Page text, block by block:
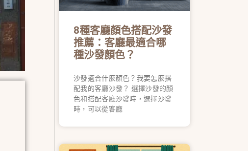
8種客廳顏色搭配沙發
推薦：客廳最適合哪
種沙發顏色？
沙發適合什麼顏色？我要怎麼搭
配我的客廳沙發？ 選擇沙發的顏
色和搭配客廳沙發時，選擇沙發
時，可以從客廳